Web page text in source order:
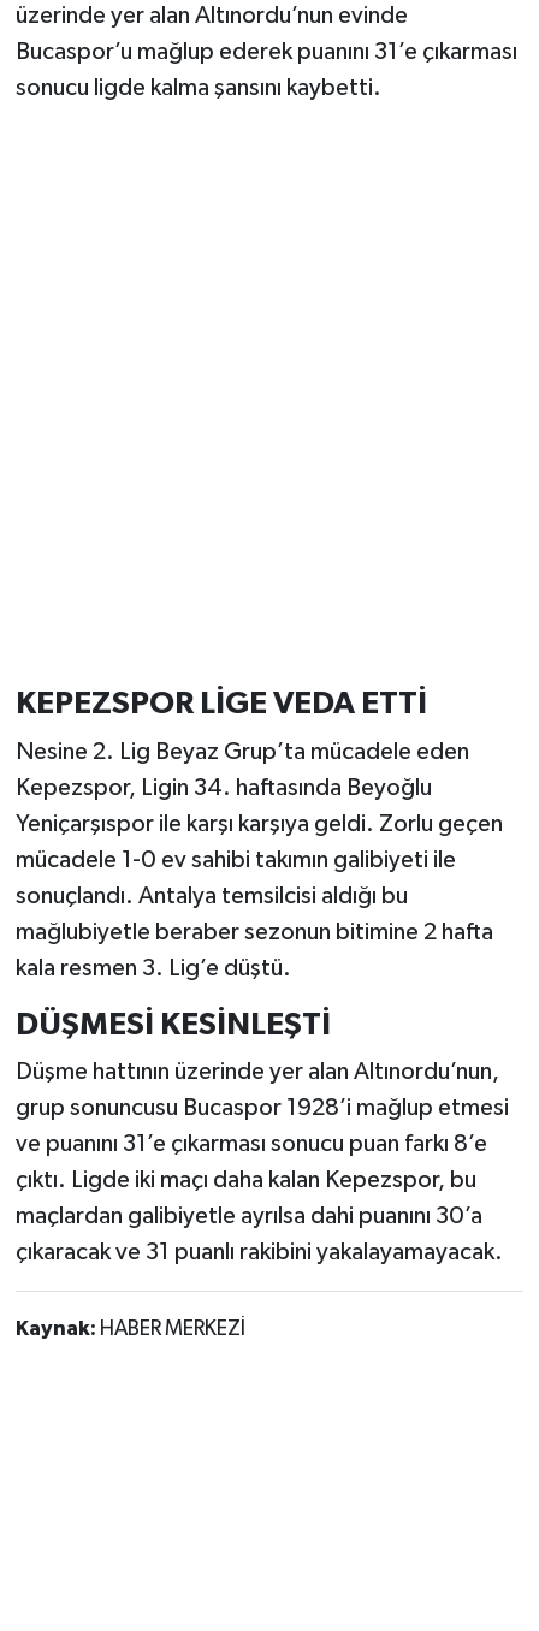
üzerinde yer alan Altınordu’nun evinde
Bucaspor’u mağlup ederek puanını 31’e çıkarması
sonucu ligde kalma şansını kaybetti.
KEPEZSPOR LİGE VEDA ETTİ
Nesine 2. Lig Beyaz Grup’ta mücadele eden
Kepezspor, Ligin 34. haftasında Beyoğlu
Yeniçarşıspor ile karşı karşıya geldi. Zorlu geçen
mücadele 1-0 ev sahibi takımın galibiyeti ile
sonuçlandı. Antalya temsilcisi aldığı bu
mağlubiyetle beraber sezonun bitimine 2 hafta
kala resmen 3. Lig’e düştü.
DÜŞMESİ KESİNLEŞTİ
Düşme hattının üzerinde yer alan Altınordu’nun,
grup sonuncusu Bucaspor 1928’i mağlup etmesi
ve puanını 31’e çıkarması sonucu puan farkı 8’e
çıktı. Ligde iki maçı daha kalan Kepezspor, bu
maçlardan galibiyetle ayrılsa dahi puanını 30’a
çıkaracak ve 31 puanlı rakibini yakalayamayacak.
Kaynak: HABER MERKEZİ